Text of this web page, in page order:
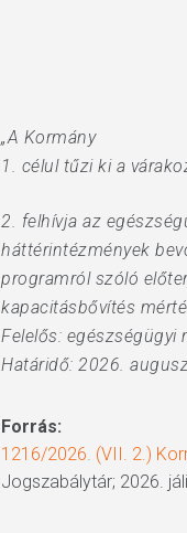
„A Kormány
1. célul tűzi ki a
2. felhívja az
háttérintézmények
programról szóló
kapacitásbővítés
Felelős: egészségügyi
Határidő: 2026.
Forrás:
1216/2026. (VII. 2.)
Jogszabálytár; 2026.